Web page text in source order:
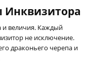
Инквизитора
величия. Каждый
не исключение.
драконьего черепа и